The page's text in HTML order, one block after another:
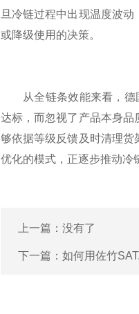
旦冷链过程中出现温度波
或降级使用的决策。
从全链条效能来看，德国
达标，而忽视了产品本身
够依据等级反馈及时清理
优化的模式，正逐步推动冷
上一篇：没有了
下一篇： 如何用佐竹